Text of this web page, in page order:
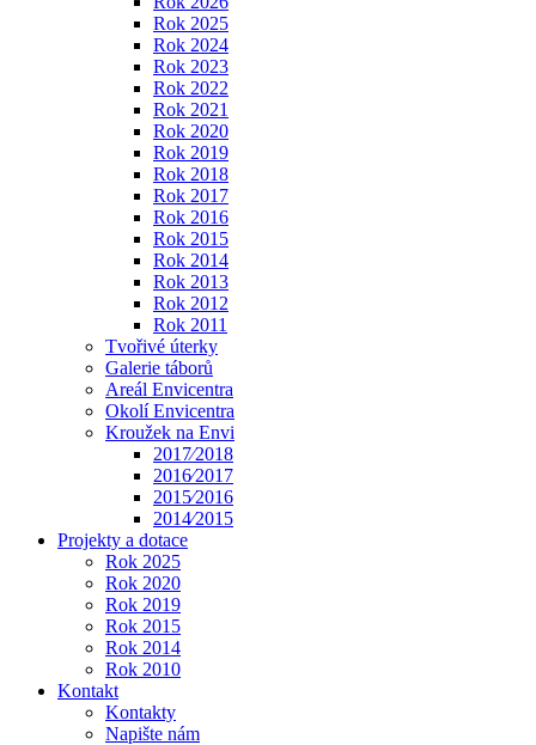
Rok 2025
Rok 2024
Rok 2023
Rok 2022
Rok 2021
Rok 2020
Rok 2019
Rok 2018
Rok 2017
Rok 2016
Rok 2015
Rok 2014
Rok 2013
Rok 2012
Rok 2011
Tvořivé úterky
Galerie táborů
Areál Envicentra
Okolí Envicentra
Kroužek na Envi
2017⁄2018
2016⁄2017
2015⁄2016
2014⁄2015
Projekty a dotace
Rok 2025
Rok 2020
Rok 2019
Rok 2015
Rok 2014
Rok 2010
Kontakt
Kontakty
Napište nám